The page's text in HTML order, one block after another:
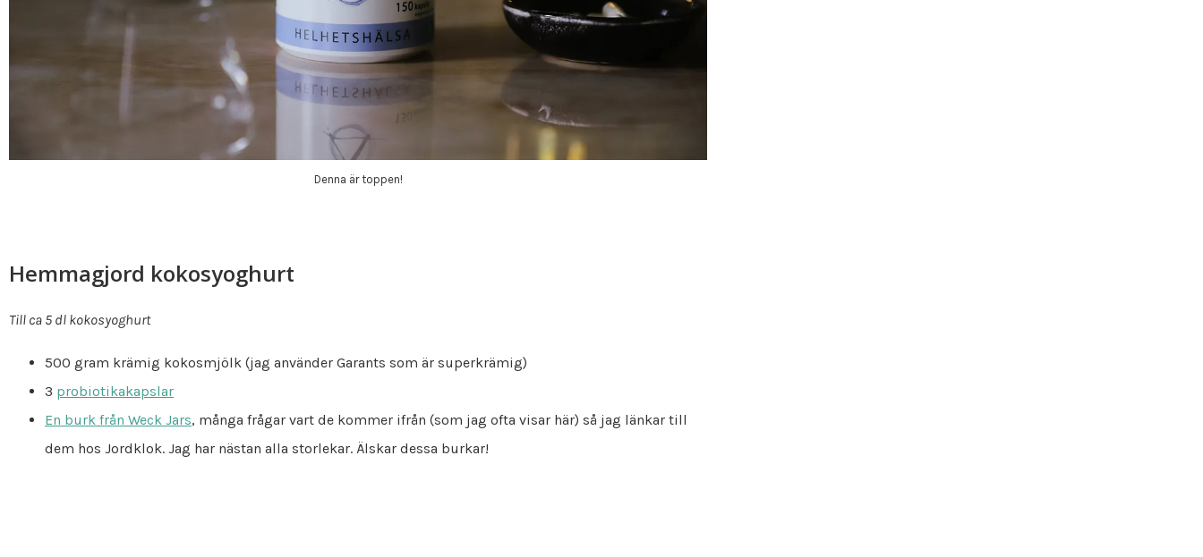
Denna är toppen!
Hemmagjord kokosyoghurt
Till ca 5 dl kokosyoghurt
500 gram krämig kokosmjölk (jag använder Garants som är superkrämig)
3 probiotikakapslar
En burk från Weck Jars, många frågar vart de kommer ifrån (som jag ofta visar här) så jag länkar till
dem hos Jordklok. Jag har nästan alla storlekar. Älskar dessa burkar!